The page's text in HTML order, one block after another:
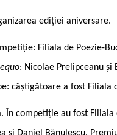
ediției aniversare.
Filiala de Poezie-
: Nicolae Prelipceanu și
câștigătoare a fost Filiala
În competiție au fost